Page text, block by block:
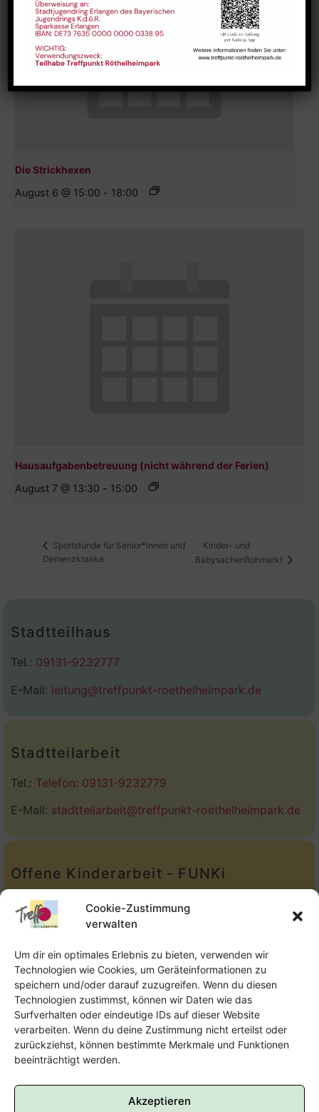
Cookie-Zustimmung
verwalten
Um dir ein optimales Erlebnis zu bieten, verwenden wir
Technologien wie Cookies, um Geräteinformationen zu
speichern und/oder darauf zuzugreifen. Wenn du diesen
Technologien zustimmst, können wir Daten wie das
Surfverhalten oder eindeutige IDs auf dieser Website
verarbeiten. Wenn du deine Zustimmung nicht erteilst oder
zurückziehst, können bestimmte Merkmale und Funktionen
beeinträchtigt werden.
Akzeptieren
Die Strickhexen
August 6 @ 15:00 - 18:00
Hausaufgabenbetreuung (nicht während der Ferien)
August 7 @ 13:30 - 15:00
Sportstunde für Senior*innen und
Demenzkranke
Kinder- und
Babysachenflohmarkt
Stadtteilhaus
Tel.: 09131-9232777
E-Mail: leitung@treffpunkt-roethelheimpark.de
Stadtteilarbeit
Tel.: Telefon: 09131-9232779
E-Mail: stadtteilarbeit@treffpunkt-roethelheimpark.de
Offene Kinderarbeit - FUNKi
Tel.:Telefon: 09131-610749
E-Mail:oka@treffpunkt-roethelheimpark.de
Offene Jugendarbeit - Easthouse
Tel:
09131–302259
E-Mail:oja@treffpunkt-roethelheimpark.de